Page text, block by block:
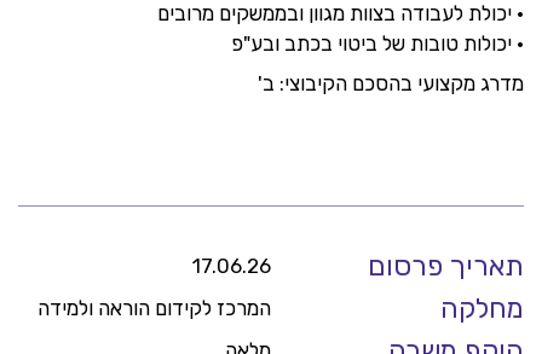
• יכולת לעבודה בצוות מגוון ובממשקים מרובים
• יכולות טובות של ביטוי בכתב ובע"פ
מדרג מקצועי בהסכם הקיבוצי: ב'
תאריך פרסום 17.06.26
מחלקה המרכז לקידום הוראה ולמידה